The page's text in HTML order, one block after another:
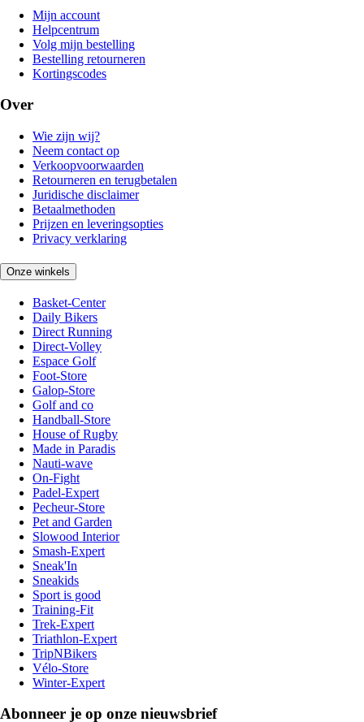
Mijn account
Helpcentrum
Volg mijn bestelling
Bestelling retourneren
Kortingscodes
Over
Wie zijn wij?
Neem contact op
Verkoopvoorwaarden
Retourneren en terugbetalen
Juridische disclaimer
Betaalmethoden
Prijzen en leveringsopties
Privacy verklaring
Onze winkels
Basket-Center
Daily Bikers
Direct Running
Direct-Volley
Espace Golf
Foot-Store
Galop-Store
Golf and co
Handball-Store
House of Rugby
Made in Paradis
Nauti-wave
On-Fight
Padel-Expert
Pecheur-Store
Pet and Garden
Slowood Interior
Smash-Expert
Sneak'In
Sneakids
Sport is good
Training-Fit
Trek-Expert
Triathlon-Expert
TripNBikers
Vélo-Store
Winter-Expert
Abonneer je op onze nieuwsbrief